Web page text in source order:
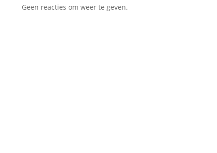
Geen reacties om weer te geven.